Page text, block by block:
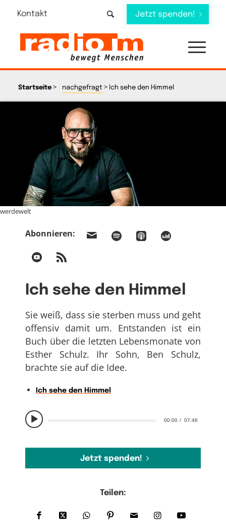
Kontakt Jetzt spenden!
Startseite> nachgefragt> Ich sehe den Himmel
werdewelt
Abonnieren:
Ich sehe den Himmel
00:00 07:46
Sie weiß, dass sie sterben muss und geht
offensiv damit um. Entstanden ist ein
Buch über die letzten Lebensmonate von
Esther Schulz. Ihr Sohn, Ben Schulz,
brachte sie auf die Idee.
Ich sehe den Himmel
Jetzt spenden!
Teilen: